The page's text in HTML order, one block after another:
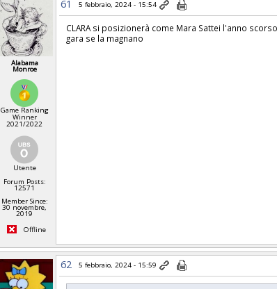
Alabama
Monroe
Game Ranking
Winner
2021/2022
Utente
Forum Posts:
12571
Member Since:
30 novembre,
2019
Offline
61 5 febbraio, 2024 - 15:54
CLARA si posizionerà come Mara Sattei l'anno
gara se la magnano
62 5 febbraio, 2024 - 15:59